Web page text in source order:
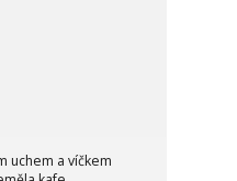
uchem a víčkem